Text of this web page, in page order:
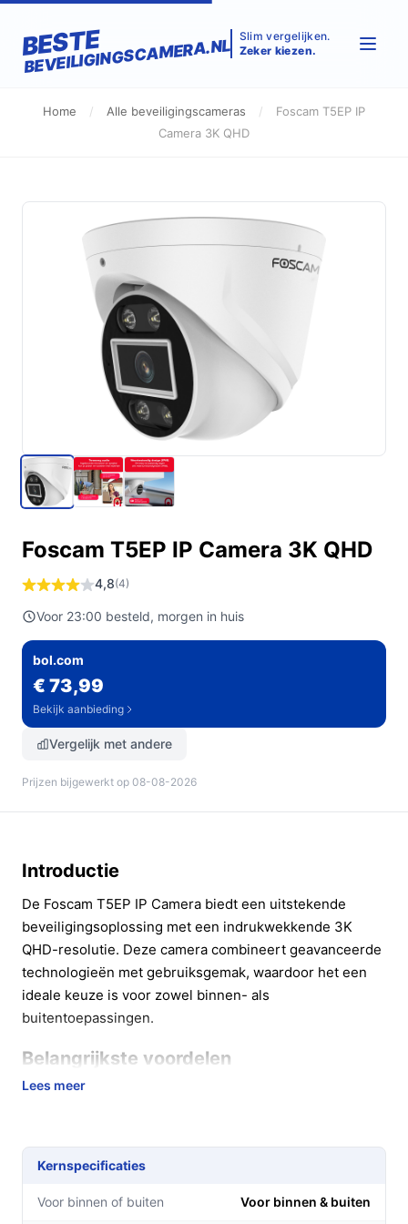
BESTE
BEVEILIGINGSCAMERA.NL Slim vergelijken.
Zeker kiezen.
Home / Alle beveiligingscameras /
Foscam T5EP IP
Camera 3K QHD
Foscam T5EP IP Camera 3K QHD
4,8(4)
Voor 23:00 besteld, morgen in huis
bol.com
€ 73,99
Bekijk aanbieding
Vergelijk met andere
Prijzen bijgewerkt op 08-08-2026
Introductie
De Foscam T5EP IP Camera biedt een uitstekende
beveiligingsoplossing met een indrukwekkende 3K
QHD-resolutie. Deze camera combineert geavanceerde
technologieën met gebruiksgemak, waardoor het een
ideale keuze is voor zowel binnen- als
buitentoepassingen.
Belangrijkste voordelen
De Foscam T5EP biedt diverse voordelen die bijdragen
**Hoge resolutie**: Met 3K QHD-resolutie geniet
u van haarscherpe beelden, wat cruciaal is voor het
identificeren van indringers.
Lees meer
Kernspecificaties
Voor binnen of buiten Voor binnen & buiten